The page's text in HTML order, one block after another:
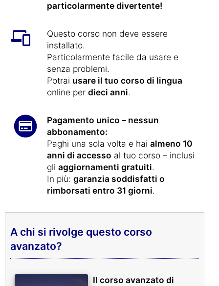
particolarmente divertente!
Questo corso non deve essere
installato.
Particolarmente facile da usare e
senza problemi.
Potrai usare il tuo corso di lingua
online per dieci anni.
Pagamento unico – nessun
abbonamento:
Paghi una sola volta e hai almeno 10
anni di accesso al tuo corso – inclusi
gli aggiornamenti gratuiti.
In più: garanzia soddisfatti o
rimborsati entro 31 giorni.
A chi si rivolge questo corso
avanzato?
Il corso avanzato di